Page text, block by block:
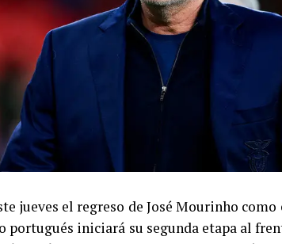
jueves el regreso de José Mourinho
portugués iniciará su segunda etapa al